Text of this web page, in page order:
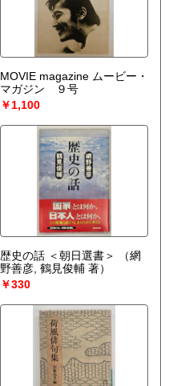
MOVIE magazine ムービー・
マガジン ９号
￥1,100
歴史の話 ＜朝日選書＞
（網
野善彦, 鶴見俊輔 著）
￥330